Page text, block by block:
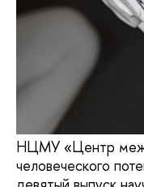
НЦМУ «Центр
человеческого